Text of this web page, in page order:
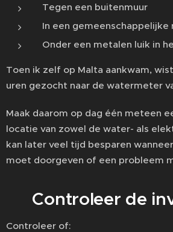
Tegen een buitenmuur
In een gemeenschappelijke
Onder een metalen luik in
Toen ik zelf op Malta aankwam,
uren gezocht naar de watermeter
Maak daarom op dag één meteen
locatie van zowel de water- als
kan later veel tijd besparen
moet doorgeven of een probleem
📋 Controleer de
Controleer of: